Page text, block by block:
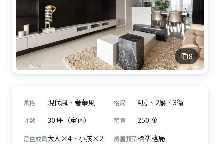
8
風格 現代風、奢華風 格局 4房、2廳、3衛
坪數 30 坪（室內） 預算 250 萬
居住成員大人×4、小孩×2 房屋類型標準格局